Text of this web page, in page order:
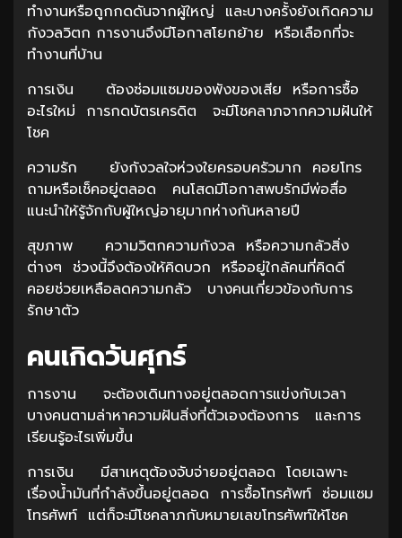
ทำงานหรือถูกกดดันจากผู้ใหญ่ และบางครั้งยังเกิดความ
กังวลวิตก การงานจึงมีโอกาสโยกย้าย หรือเลือกที่จะ
ทำงานที่บ้าน
การเงิน ต้องซ่อมแซมของพังของเสีย หรือการซื้อ
อะไรใหม่ การกดบัตรเครดิต จะมีโชคลาภจากความฝันให้
โชค
ความรัก ยังกังวลใจห่วงใยครอบครัวมาก คอยโทร
ถามหรือเช็คอยู่ตลอด คนโสดมีโอกาสพบรักมีพ่อสื่อ
แนะนำให้รู้จักกับผู้ใหญ่อายุมากห่างกันหลายปี
สุขภาพ ความวิตกความกังวล หรือความกลัวสิ่ง
ต่างๆ ช่วงนี้จึงต้องให้คิดบวก หรืออยู่ใกล้คนที่คิดดี
คอยช่วยเหลือลดความกลัว บางคนเกี่ยวข้องกับการ
รักษาตัว
คนเกิดวันศุกร์
การงาน จะต้องเดินทางอยู่ตลอดการแข่งกับเวลา
บางคนตามล่าหาความฝันสิ่งที่ตัวเองต้องการ และการ
เรียนรู้อะไรเพิ่มขึ้น
การเงิน มีสาเหตุต้องจับจ่ายอยู่ตลอด โดยเฉพาะ
เรื่องน้ำมันที่กำลังขึ้นอยู่ตลอด การซื้อโทรศัพท์ ซ่อมแซม
โทรศัพท์ แต่ก็จะมีโชคลาภกับหมายเลขโทรศัพท์ให้โชค